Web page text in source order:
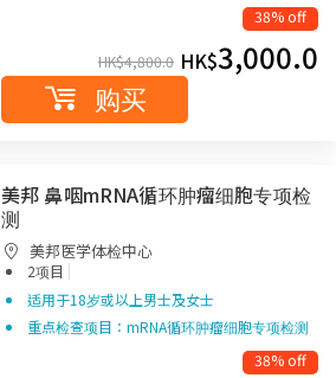
38% off
HK$4,800.0 HK$3,000.0
购买
美邦 鼻咽mRNA循环肿瘤细胞专项检
测
美邦医学体检中心
2项目 |
适用于18岁或以上男士及女士
重点检查项目：mRNA循环肿瘤细胞专项检测
38% off